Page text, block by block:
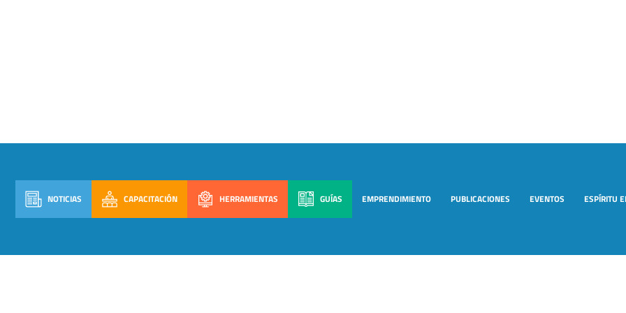
NOTICIAS CAPACITACIÓN HERRAMIENTAS GUÍAS EMPRENDIMIENTO PUBLICACIONES EVENTOS ESPÍRITU